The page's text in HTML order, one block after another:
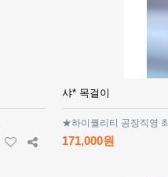
샤* 목걸이
★하이퀄리티 공장직영
171,000원